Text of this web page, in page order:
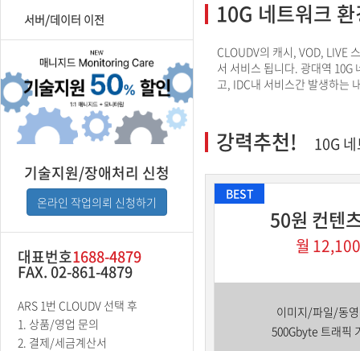
서버/데이터 이전
기술지원/장애처리 신청
온라인 작업의뢰 신청하기
대표번호1688-4879
FAX. 02-861-4879
ARS 1번 CLOUDV 선택 후
1. 상품/영업 문의
2. 결제/세금계산서
10G 네트워크
CLOUDV의 캐시, VOD, LIVE
서 서비스 됩니다. 광대역
고, IDC내 서비스간 발생하는
강력추천! 10G
BEST
50원 컨텐
월
이미지/파일/동
500Gbyte 트래픽